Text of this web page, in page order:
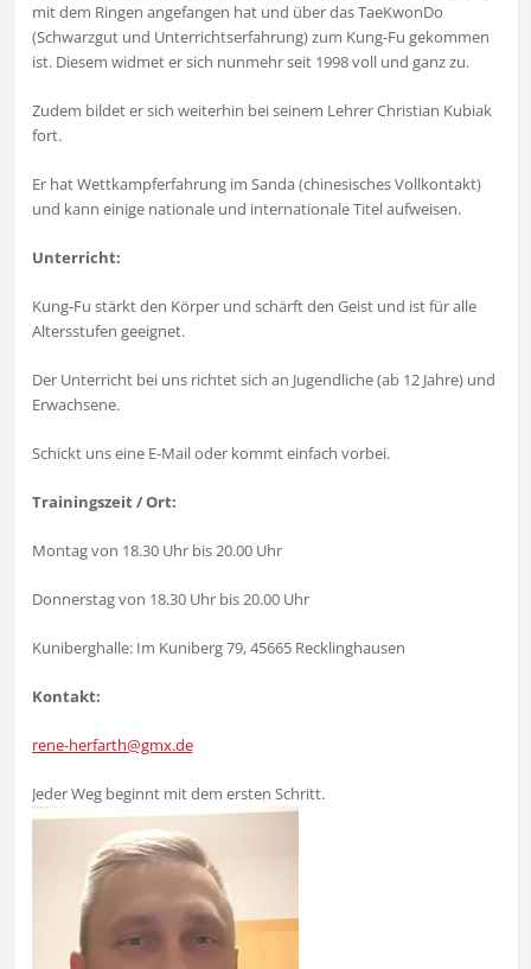
mit dem Ringen angefangen hat und über das TaeKwonDo
(Schwarzgut und Unterrichtserfahrung) zum Kung-Fu gekommen
ist. Diesem widmet er sich nunmehr seit 1998 voll und ganz zu.
Zudem bildet er sich weiterhin bei seinem Lehrer Christian Kubiak
fort.
Er hat Wettkampferfahrung im Sanda (chinesisches Vollkontakt)
und kann einige nationale und internationale Titel aufweisen.
Unterricht:
Kung-Fu stärkt den Körper und schärft den Geist und ist für alle
Altersstufen geeignet.
Der Unterricht bei uns richtet sich an Jugendliche (ab 12 Jahre) und
Erwachsene.
Schickt uns eine E-Mail oder kommt einfach vorbei.
Trainingszeit / Ort:
Montag von 18.30 Uhr bis 20.00 Uhr
Donnerstag von 18.30 Uhr bis 20.00 Uhr
Kuniberghalle: Im Kuniberg 79, 45665 Recklinghausen
Kontakt:
rene-herfarth@gmx.de
Jeder Weg beginnt mit dem ersten Schritt.